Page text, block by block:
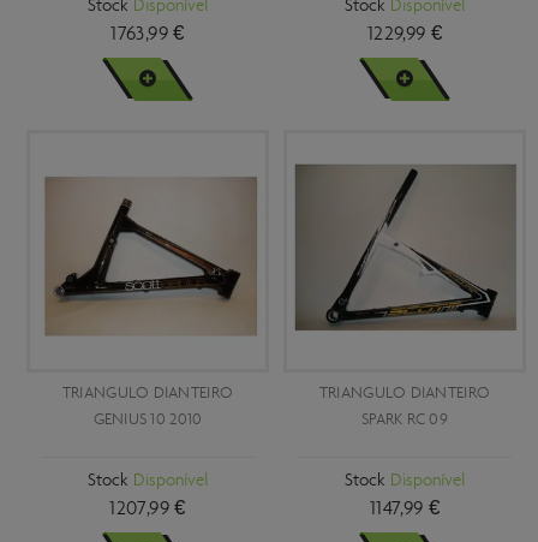
Scott Solace eRide 2023
Scott Solace Gravel eRide 2023
Scott Spark 2013
Scott Spark 2022 Carbono
Scott Spark 2022 e 2023
Scott Strike e-Ride 2018 a 2022
Unico
Stock Disponível
1763,99 €
VER MAIS
Stock Disponível
1229,99 €
VER MAIS
TRIANGULO DIANTEIRO
GENIUS 10 2010
Stock Disponível
1207,99 €
TRIANGULO DIANTEIRO
SPARK RC 09
Stock Disponível
1147,99 €